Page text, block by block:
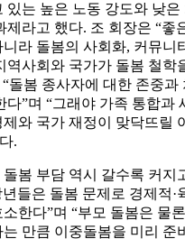
있는 높은 노동 강도와 낮은
제라고 했다. 조 회장은 “좋
라 돌봄의 사회화, 커뮤니
역사회와 국가가 돌봄 철학
돌봄 종사자에 대한 존중과
”며 “그래야 가족 통합과
와 국가 재정이 맞닥뜨릴
.
봄 부담 역시 갈수록 커지
들은 돌봄 문제로 경제적·
한다”며 “부모 돌봄은 물
만큼 이중돌봄을 미리 준